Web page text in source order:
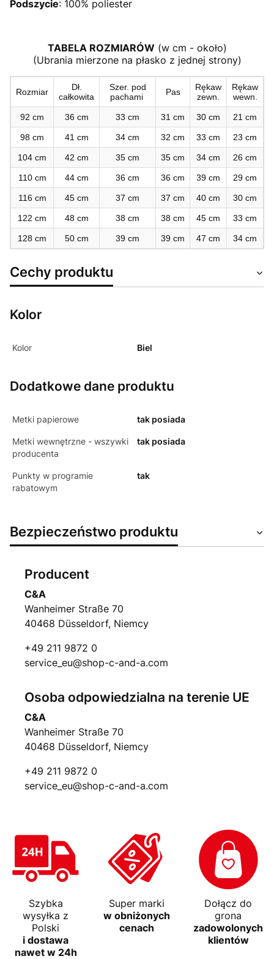
Podszycie: 100% poliester
TABELA ROZMIARÓW(w cm - około)
(Ubrania mierzone na płasko z jednej strony)
Rozmiar
Dł.
całkowita
Szer. pod
pachami
Pas
Rękaw
zewn.
Rękaw
wewn.
92 cm 36 cm 33 cm 31 cm 30 cm 21 cm
98 cm 41 cm 34 cm 32 cm 33 cm 23 cm
104 cm 42 cm 35 cm 35 cm 34 cm 26 cm
110 cm 44 cm 36 cm 36 cm 39 cm 29 cm
116 cm 45 cm 37 cm 37 cm 40 cm 30 cm
122 cm 48 cm 38 cm 38 cm 45 cm 33 cm
128 cm 50 cm 39 cm 39 cm 47 cm 34 cm
Cechy produktu
Kolor
Kolor Biel
Dodatkowe dane produktu
Metki papierowe tak posiada
Metki wewnętrzne - wszywki
producenta
tak posiada
Punkty w programie
rabatowym
tak
Bezpieczeństwo produktu
Producent
C&A
Wanheimer Straße 70
40468 Düsseldorf, Niemcy
+49 211 9872 0
service_eu@shop-c-and-a.com
Osoba odpowiedzialna na terenie UE
C&A
Wanheimer Straße 70
40468 Düsseldorf, Niemcy
+49 211 9872 0
service_eu@shop-c-and-a.com
Szybka
wysyłka z
Polski
i dostawa
nawet w 24h
Super marki
w obniżonych
cenach
Dołącz do
grona
zadowolonych
klientów